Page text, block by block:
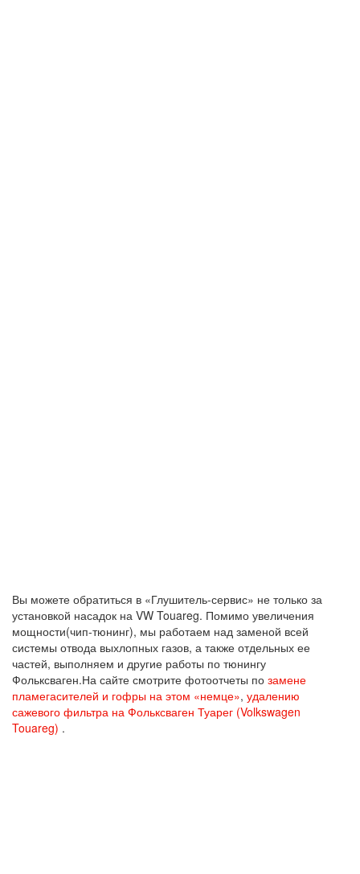
Вы можете обратиться в «Глушитель-сервис» не только за
установкой насадок на VW Touareg. Помимо увеличения
мощности(чип-тюнинг), мы работаем над заменой всей
системы отвода выхлопных газов, а также отдельных ее
частей, выполняем и другие работы по тюнингу
Фольксваген.На сайте смотрите фотоотчеты по замене
пламегасителей и гофры на этом «немце», удалению
сажевого фильтра на Фольксваген Туарег (Volkswagen
Touareg) .